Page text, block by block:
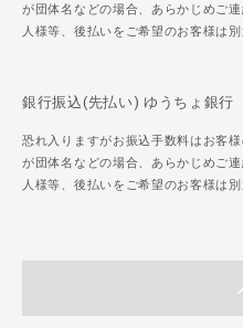
が団体名などの場合、あらかじめご
人様等、後払いをご希望のお客様は
銀行振込(先払い) ゆうちょ銀行
恐れ入りますがお振込手数料はお客
が団体名などの場合、あらかじめご
人様等、後払いをご希望のお客様は